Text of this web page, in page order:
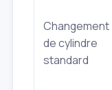
Changement
de cylindre
standard